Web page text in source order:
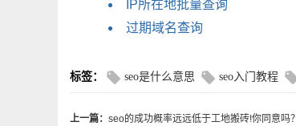
IP所在地批量查询
过期域名查询
标签： seo是什么意思 seo入门教程
上一篇： seo的成功概率远远低于工地搬砖!你同意吗？